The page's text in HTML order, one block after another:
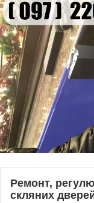
Ремонт,
скляних